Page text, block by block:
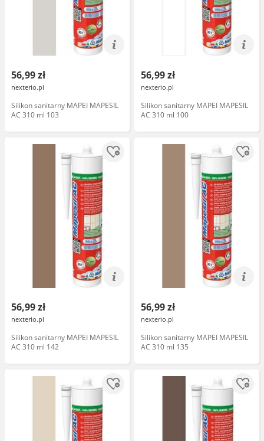
56,99 zł
nexterio.pl
Silikon sanitarny MAPEI MAPESIL
AC 310 ml 103
56,99 zł
nexterio.pl
Silikon sanitarny MAPEI MAPESIL
AC 310 ml 100
56,99 zł
nexterio.pl
Silikon sanitarny MAPEI MAPESIL
AC 310 ml 142
56,99 zł
nexterio.pl
Silikon sanitarny MAPEI MAPESIL
AC 310 ml 135